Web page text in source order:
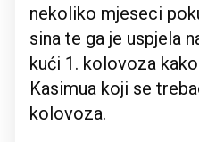
nekoliko mjeseci
sina te ga je uspjela
kući 1. kolovoza
Kasimua koji se
kolovoza.